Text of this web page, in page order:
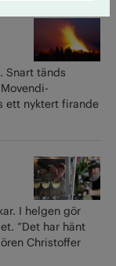
Snart tänds
ett nyktert firande
I helgen gör
”Det har hänt
Christoffer